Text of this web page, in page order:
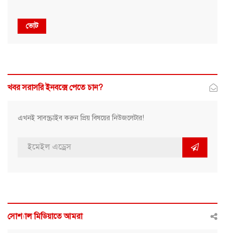
ভোট
খবর সরাসরি ইনবক্সে পেতে চান?
এখনই সাবস্ক্রাইব করুন প্রিয় বিষয়ের নিউজলেটার!
সোশ্যাল মিডিয়াতে আমরা